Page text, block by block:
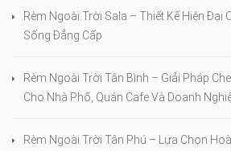
Rèm Ngoài Trời Sala – Thiết Kế Hiện Đại
Sống Đẳng Cấp
Rèm Ngoài Trời Tân Bình – Giải Pháp
Cho Nhà Phố, Quán Cafe Và Doanh
Rèm Ngoài Trời Tân Phú – Lựa Chọn